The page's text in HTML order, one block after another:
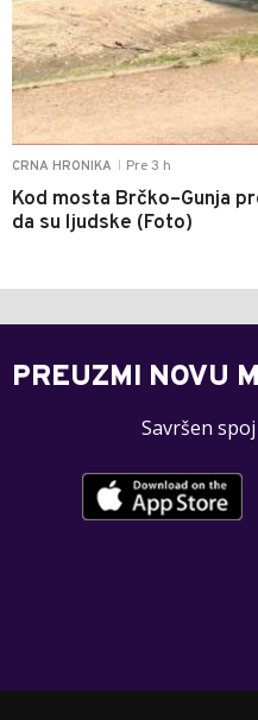
CRNA HRONIKA Pre 3 h
Kod mosta Brčko–Gunja
da su ljudske (Foto)
PREUZMI NOVU
Savršen